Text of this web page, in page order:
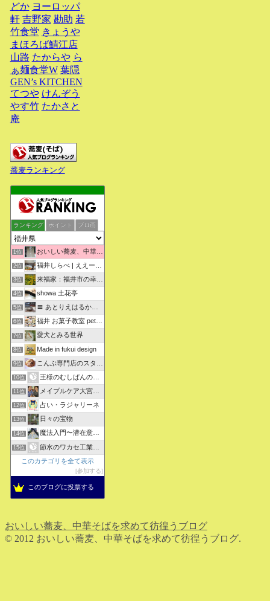
どか ヨーロッパ
軒 吉野家 勘助 若
竹食堂 きょうや
まほろば鯖江店
山路 たからや ら
ぁ麺食堂W 葉隠
GEN’s KITCHEN
てつや けんぞう
やす竹 たかさと
庵
蕎麦ランキング
ランキング ポイント ブロ画
1位 おいしい蕎麦、中華そばを求めて彷徨うブログ
2位 福井しらべ | ええーっ！？そうなんや！知らんかったわ。
3位 来福家：福井市の幸せリフォーム物語
4位 showa 土花亭
5位 〓 あとりえはるかの日々悠悠 〓
6位 福井 お菓子教室 petit sugarland
7位 愛犬とみる世界
8位 Made in fukui design
9位 こんぶ専門店のスタッフ日記
10位 王様のむしぱんのブログ
11位 メイプルケア大宮デイサービス
12位 占い・ラジャリーネ
13位 日々の宝物
14位 魔法入門〜潜在意識〜真を見抜く秘法〜
15位
節水のワカセ工業のブログ
このカテゴリを全て表示
参加する
このブログに投票する
おいしい蕎麦、中華そばを求めて彷徨うブログ
© 2012 おいしい蕎麦、中華そばを求めて彷徨うブログ.